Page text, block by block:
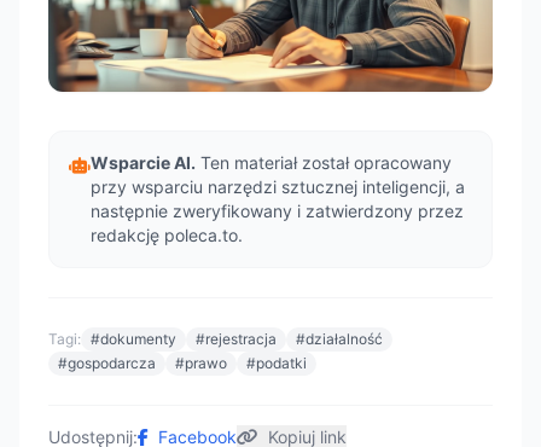
Wsparcie AI. Ten materiał został opracowany
przy wsparciu narzędzi sztucznej inteligencji, a
następnie zweryfikowany i zatwierdzony przez
redakcję poleca.to.
Tagi: #dokumenty #rejestracja
#działalność
#gospodarcza
#prawo #podatki
Udostępnij: Facebook Kopiuj link